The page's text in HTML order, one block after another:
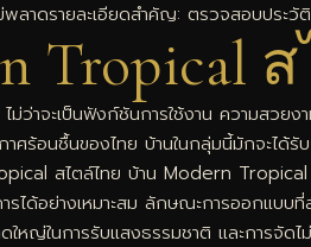
ลาดรายละเอียดสำคัญ: ตรวจสอบประ
Tropical
ว่าจะเป็นฟังก์ชันการใช้งาน ความสว
าศร้อนชื้นของไทย บ้านในกลุ่มนี้มักจะไ
สไตล์ไทย บ้าน Modern
ได้อย่างเหมาะสม ลักษณะการออกแบ
ดใหญ่ในการรับแสงธรรมชาติ และกา